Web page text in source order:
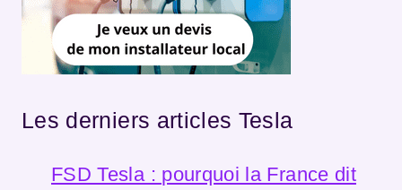
Les derniers articles Tesla
FSD Tesla : pourquoi la France dit